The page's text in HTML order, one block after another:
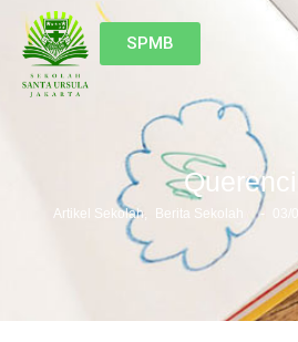
SPMB
Querencia
Artikel Sekolah, Berita Sekolah -